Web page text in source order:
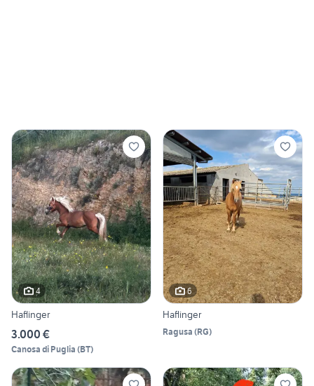
4
Haflinger
3.000 €
Canosa di Puglia (BT)
6
Haflinger
Ragusa (RG)